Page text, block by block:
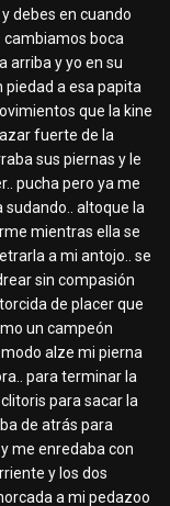
debes en cuando
cambiamos boca
arriba y yo en su
piedad a esa papita
que la kine
fuerte de la
sus piernas y le
pucha pero ya me
altoque la
mientras ella se
a mi antojo.. se
sin compasión
de placer que
un campeón
alze mi pierna
para terminar la
para sacar la
de atrás para
me enredaba con
y los dos
a mi pedazoo